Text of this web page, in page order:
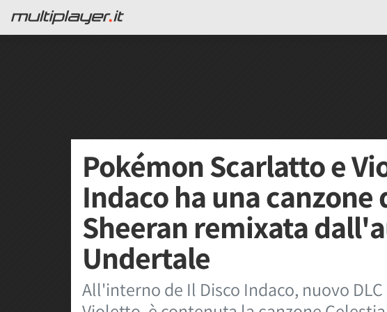
Pokémon Scarlatto e
Indaco ha una canzone
Sheeran remixata
Undertale
All'interno de Il Disco Indaco, nuovo